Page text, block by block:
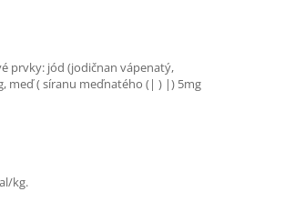
prvky: jód (jodičnan vápenatý,
meď ( síranu meďnatého (| ) |) 5mg
kg.